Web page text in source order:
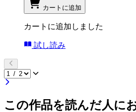
カートに追加
カートに追加しました
試し読み
この作品を読んだ人に